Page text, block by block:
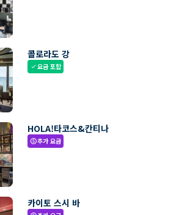
콜로라도 강
check요금 포함
HOLA!타코스&칸티나
paid추가 요금
카이토 스시 바